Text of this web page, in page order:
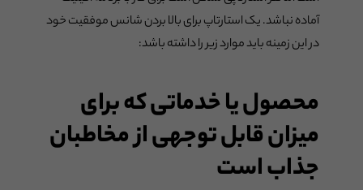
آماده نباشد. یک استارتاپ برای بالا بردن شانس موفقیت خود
در این زمینه باید موارد زیر را داشته باشد:
محصول یا خدماتی که برای
میزان قابل توجهی از مخاطبان
جذاب است